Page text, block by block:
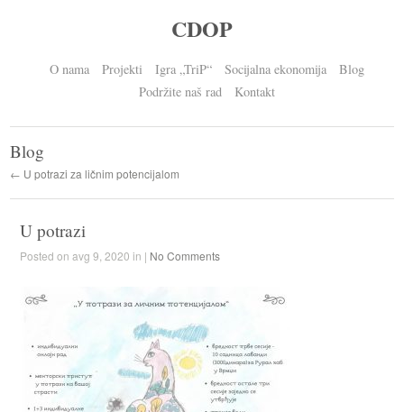
CDOP
O nama Projekti Igra „TriP“ Socijalna ekonomija
Blog
Podržite naš rad
Kontakt
Blog
← U potrazi za ličnim potencijalom
U potrazi
Posted on avg 9, 2020 in | No Comments